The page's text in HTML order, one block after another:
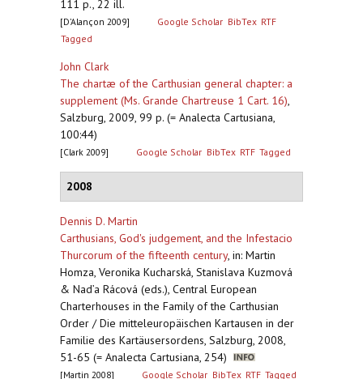
111 p., 22 ill.
[D’Alançon 2009] Google Scholar BibTex RTF
Tagged
John Clark
The chartæ of the Carthusian general chapter: a
supplement (Ms. Grande Chartreuse 1 Cart. 16),
Salzburg, 2009, 99 p. (= Analecta Cartusiana,
100:44)
[Clark 2009] Google Scholar BibTex RTF Tagged
2008
Dennis D. Martin
Carthusians, God's judgement, and the Infestacio
Thurcorum of the fifteenth century, in: Martin
Homza, Veronika Kucharská, Stanislava Kuzmová
& Nad’a Rácová (eds.), Central European
Charterhouses in the Family of the Carthusian
Order / Die mitteleuropäischen Kartausen in der
Familie des Kartäusersordens, Salzburg, 2008,
51-65 (= Analecta Cartusiana, 254)
[Martin 2008] Google Scholar BibTex RTF Tagged